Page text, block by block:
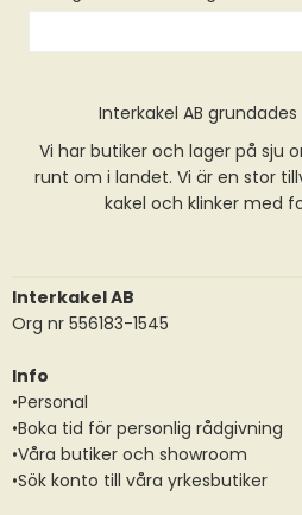
Interkakel AB grundades
Vi har butiker och lager på sju
runt om i landet. Vi är en stor
kakel och klinker med
Interkakel AB
Org nr 556183-1545
Info
•Personal
•Boka tid för personlig rådgivning
•Våra butiker och showroom
•Sök konto till våra yrkesbutiker